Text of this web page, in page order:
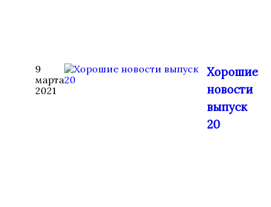
9
марта
2021
Хорошие
новости
выпуск
20